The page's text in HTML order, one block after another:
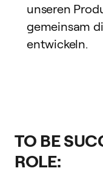
unseren
gemeinsam
entwickeln.
TO BE
ROLE: